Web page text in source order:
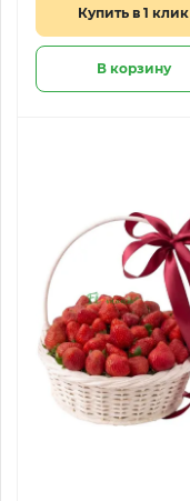
Купить в 1 клик
В корзину